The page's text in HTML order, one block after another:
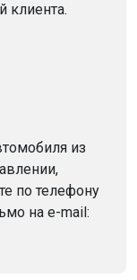
клиента.
из
по телефону
на e-mail: